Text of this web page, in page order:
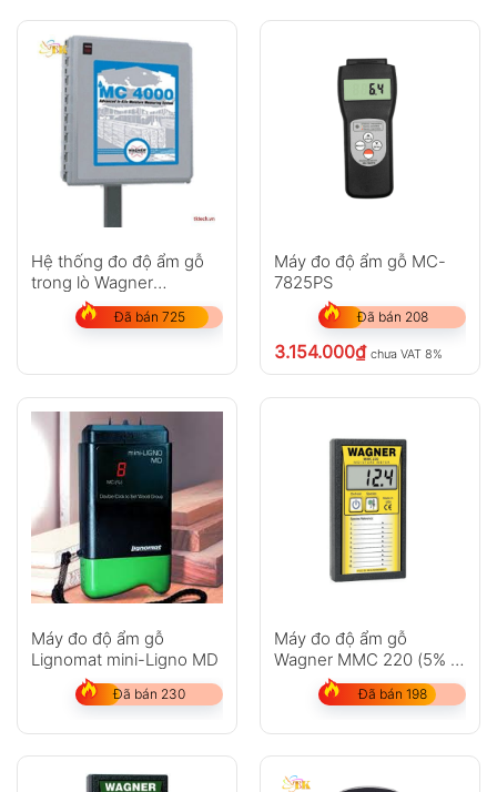
Hệ thống đo độ ẩm gỗ
trong lò Wagner
MC4000
Đã bán 725
Máy đo độ ẩm gỗ MC-
7825PS
Đã bán 208
3.154.000₫ chưa VAT 8%
Máy đo độ ẩm gỗ
Lignomat mini-Ligno MD
Đã bán 230
Máy đo độ ẩm gỗ
Wagner MMC 220 (5% –
Đã bán 198